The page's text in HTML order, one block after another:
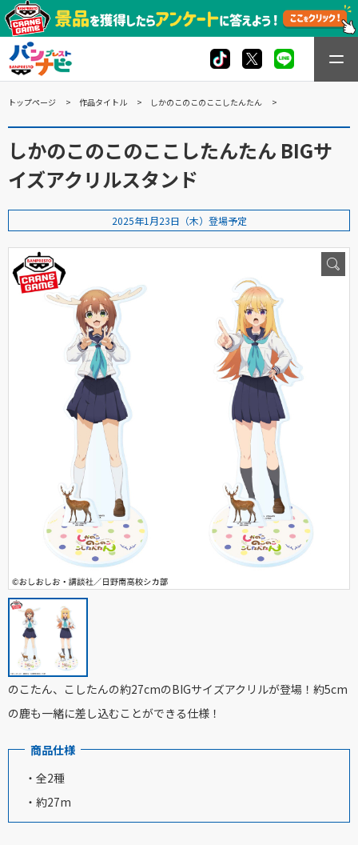
トップページ 作品タイトル しかのこのこのここしたんたん
しかのこのこのここしたんたん BIGサ
イズアクリルスタンド
2025年1月23日（木）登場予定
のこたん、こしたんの約27cmのBIGサイズアクリルが登場！約5cm
の鹿も一緒に差し込むことができる仕様！
商品仕様
・全2種
・約27m